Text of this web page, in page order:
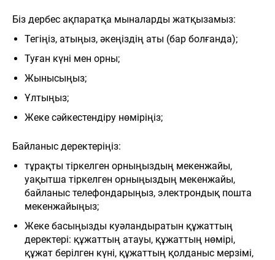
Біз дербес ақпаратқа мыналарды жатқызамыз:
Тегіңіз, атыңыз, әкеңіздің аты (бар болғанда);
Туған күні мен орны;
Жынысыңыз;
Ұлтыңыз;
Жеке сәйкестендіру нөміріңіз;
Байланыс деректеріңіз:
тұрақты тіркелген орныңыздың мекенжайы,
уақытша тіркелген орныңыздың мекенжайы,
байланыс телефондарыңыз, электрондық пошта
мекенжайыңыз;
Жеке басыңызды куәландыратын құжаттың
деректері: құжаттың атауы, құжаттың нөмірі,
құжат берілген күні, құжаттың қолданыс мерзімі,